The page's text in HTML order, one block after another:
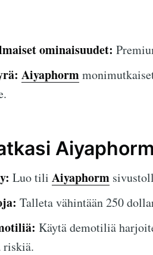
ominaisuudet:
Aiyaphorm
Luo tili Aiyaphorm
Talleta vähintään 250
Käytä demotiliä
riskiä.